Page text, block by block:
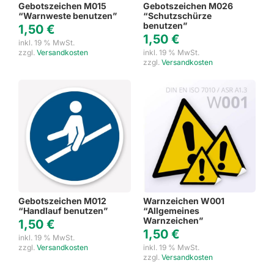
Gebotszeichen M015
“Warnweste benutzen”
1,50 €
inkl. 19 % MwSt.
zzgl. Versandkosten
Gebotszeichen M026
“Schutzschürze
benutzen”
1,50 €
inkl. 19 % MwSt.
zzgl. Versandkosten
Gebotszeichen M012
“Handlauf benutzen”
1,50 €
inkl. 19 % MwSt.
zzgl. Versandkosten
Warnzeichen W001
“Allgemeines
Warnzeichen”
1,50 €
inkl. 19 % MwSt.
zzgl. Versandkosten